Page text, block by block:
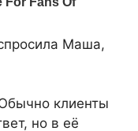
Маша,
клиенты
но в её